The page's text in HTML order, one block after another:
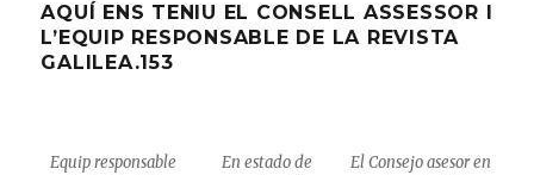
AQUÍ ENS TENIU EL CONSELL ASSESSOR I
L’EQUIP RESPONSABLE DE LA REVISTA
GALILEA.153
Equip responsable
En estado de
El Consejo asesor en